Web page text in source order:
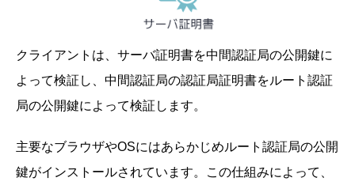
クライアントは、サーバ証明書を中間認証局の公開鍵に
よって検証し、中間認証局の認証局証明書をルート認証
局の公開鍵によって検証します。
主要なブラウザやOSにはあらかじめルート認証局の公開
鍵がインストールされています。この仕組みによって、